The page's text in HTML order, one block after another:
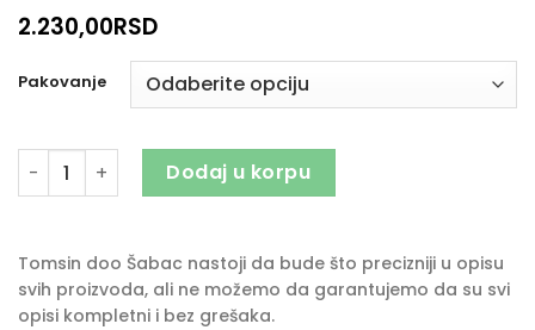
2.230,00RSD
Pakovanje
Triton Insekticid količinaDodaj u korpu
Tomsin doo Šabac nastoji da bude što precizniji u opisu
svih proizvoda, ali ne možemo da garantujemo da su svi
opisi kompletni i bez grešaka.